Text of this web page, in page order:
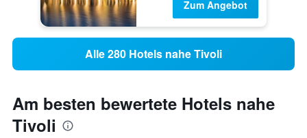
Zum Angebot
Alle 280 Hotels nahe Tivoli
Am besten bewertete Hotels nahe
Tivoli